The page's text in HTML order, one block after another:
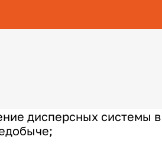
дисперсных системы в